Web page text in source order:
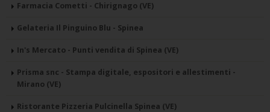
Farmacia Cometti - Chirignago (VE)
Gelateria Il Pinguino Blu - Spinea
In's Mercato - Punti vendita di Spinea (VE)
Prisma snc - Stampa digitale, espositori e allestimenti -
Mirano (VE)
Ristorante Pizzeria Pulcinella Spinea (VE)